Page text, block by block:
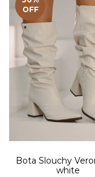
OFF
Bota Slouchy
white